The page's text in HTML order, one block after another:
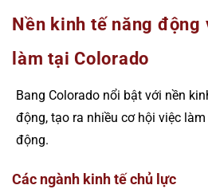
Nền kinh tế năng động
làm tại Colorado
Bang Colorado nổi bật với nền
động, tạo ra nhiều cơ hội việc
động.
Các ngành kinh tế chủ lực